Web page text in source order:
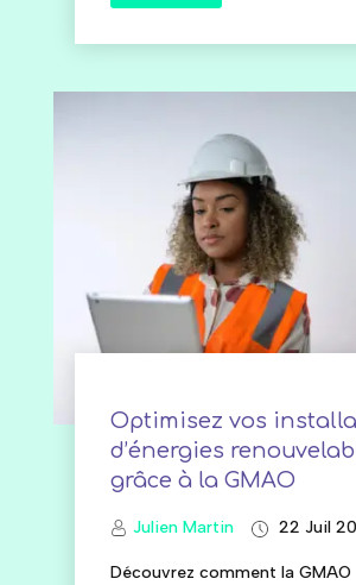
Optimisez vos
d’énergies
grâce à la GMAO
Julien Martin 22 Juil
Découvrez comment la GMAO